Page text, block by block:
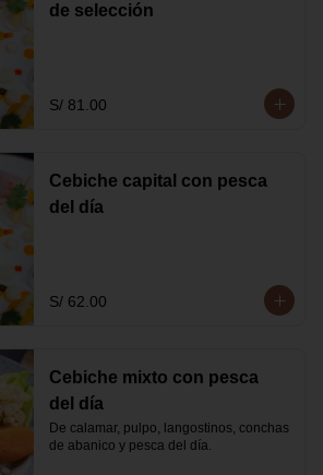
de selección
S/ 81.00
Cebiche capital con pesca
del día
S/ 62.00
Cebiche mixto con pesca
del día
De calamar, pulpo, langostinos, conchas
de abanico y pesca del día.